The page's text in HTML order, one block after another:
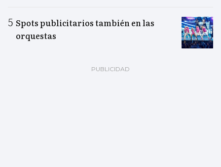
Spots publicitarios también en las
orquestas